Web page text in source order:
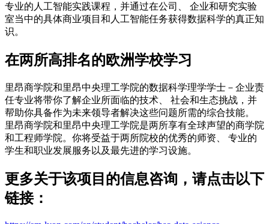
专业的人工智能实践课程，并通过在公司、 企业和研究实验
室当中的具体商业项目和人工智能任务获得数据科学的真正知
识。
在两所高排名的欧洲学校学习
里昂商学院和里昂中央理工学院的数据科学理学学士－企业责
任专业将带你了解企业所面临的技术、 社会和生态挑战，并
帮助你具备作为未来领导者解决这些问题所需的综合技能。
里昂商学院和里昂中央理工学院是两所享有全球声望的商学院
和工程师学院。你将受益于两所院校的优秀的师资、 专业的
学生和职业发展服务以及最先进的学习设施。
更多关于该项目的信息咨询，请点击以下
链接：